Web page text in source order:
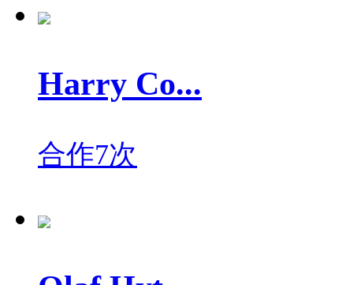
Harry Co...
合作7次